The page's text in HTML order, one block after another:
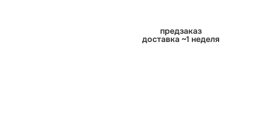
предзаказ
доставка ~1 неделя